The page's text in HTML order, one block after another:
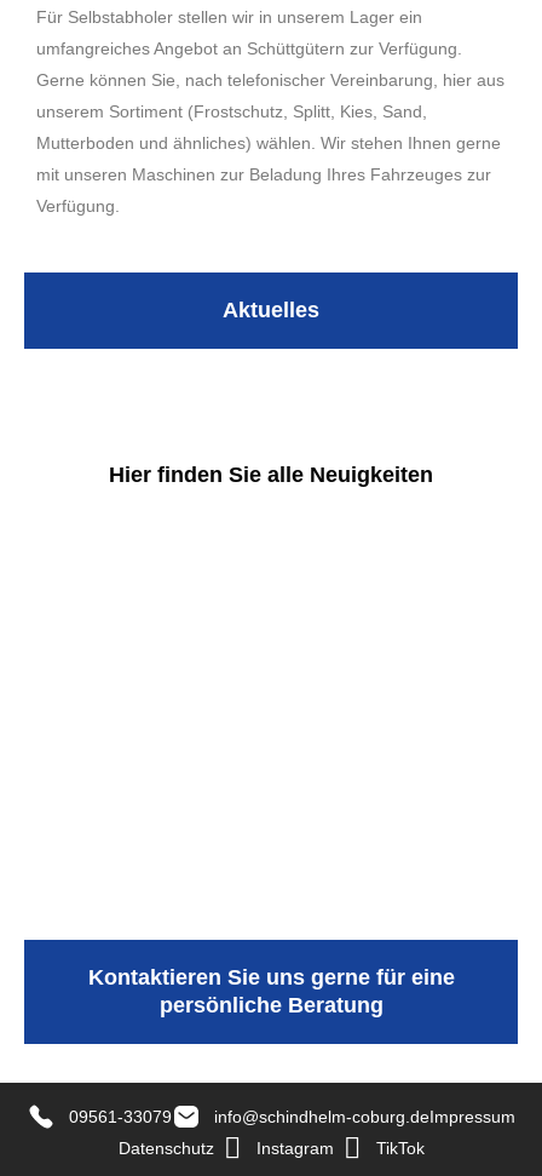
Für Selbstabholer stellen wir in unserem Lager ein
umfangreiches Angebot an Schüttgütern zur Verfügung.
Gerne können Sie, nach telefonischer Vereinbarung, hier aus
unserem Sortiment (Frostschutz, Splitt, Kies, Sand,
Mutterboden und ähnliches) wählen. Wir stehen Ihnen gerne
mit unseren Maschinen zur Beladung Ihres Fahrzeuges zur
Verfügung.
Aktuelles
Hier finden Sie alle Neuigkeiten
Kontaktieren Sie uns gerne für eine
persönliche Beratung
09561-3‍3079 info@schindhelm-coburg.deImpressum
Datenschutz
Instagram TikTok